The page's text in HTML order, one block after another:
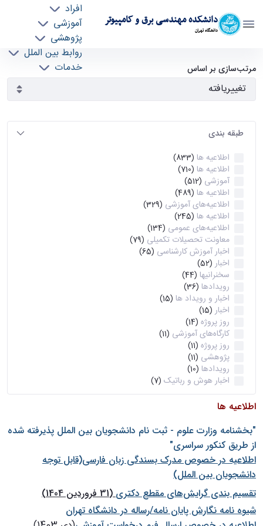
دانشکده مهندسی برق و کامپیوتر
دانشگاه تهران
افراد
آموزشی
پژوهشی
روابط بین الملل
خدمات
آرشیو اطلاعیه ها - ece- دانشکده مهندسی برق و
کامپیوتر
مرتب‌سازی بر اساس
طبقه بندی
اطلاعیه ها (833)
اطلاعیه ها (710)
آموزشی (512)
اطلاعیه ها (489)
اطلاعیه‌های‌ آموزشی (329)
اطلاعیه ها (245)
اطلاعیه‌های عمومی (134)
معاونت تحصیلات تکمیلی (79)
اخبار آموزش کارشناسی (65)
اخبار (52)
سخنرانیها (44)
رویدادها (36)
اخبار و رویداد ها (15)
اخبار (15)
روز پروژه (14)
کارگاه‌های آموزشی (11)
روز پروژه (11)
پژوهشی (11)
رویدادها (10)
اخبار هوش و رباتیک (7)
اطلاعیه ها
"بخشنامه وزارت علوم - ثبت نام دانشجويان بين الملل پذيرفته شده
از طريق كنكور سراسری"
اطلاعیه در خصوص مدرک بسندگی زبان فارسی(قابل توجه
دانشجویان بین الملل)
تقسیم بندی گرایش‌های مقطع دکتری(31 فروردین 1404)
شيوه نامه نگارش پايان نامه/رساله در دانشگاه تهران